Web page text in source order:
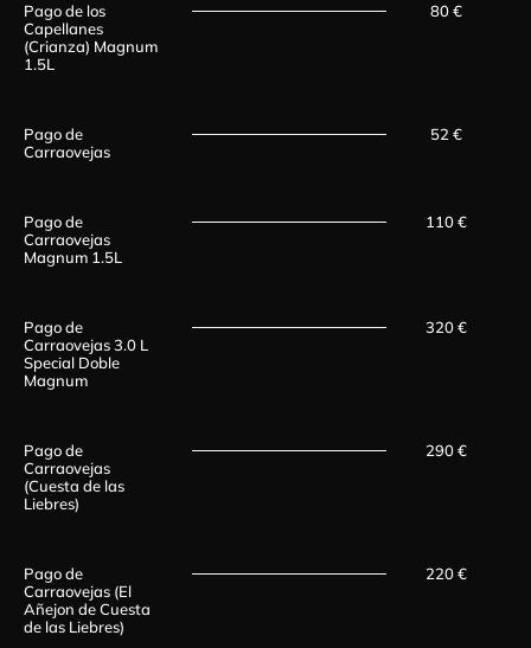
Pago de los
Capellanes
(Crianza) Magnum
1.5L
80 €
Pago de
Carraovejas
52 €
Pago de
Carraovejas
Magnum 1.5L
110 €
Pago de
Carraovejas 3.0 L
Special Doble
Magnum
320 €
Pago de
Carraovejas
(Cuesta de las
Liebres)
290 €
Pago de
Carraovejas (El
Añejon de Cuesta
de las Liebres)
220 €